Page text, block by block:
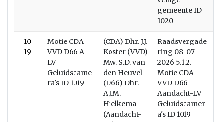
gemeente ID
1020
10
19
Motie CDA
VVD D66 A-
LV
Geluidscame
ra's ID 1019
(CDA) Dhr. J.J.
Koster (VVD)
Mw. S.D. van
den Heuvel
(D66) Dhr.
A.J.M.
Hielkema
(Aandacht-
Raadsvergade
ring 08-07-
2026 5.1.2.
Motie CDA
VVD D66
Aandacht-LV
Geluidscamer
a's ID 1019